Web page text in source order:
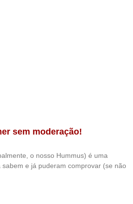
sem moderação!
o nosso Hummus) é uma
e já puderam comprovar (se não